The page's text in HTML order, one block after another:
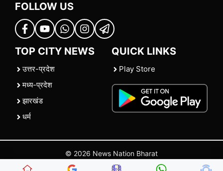
FOLLOW US
TOP CITY NEWS
उत्तर-प्रदेश
मध्य-प्रदेश
झारखंड
धर्म
QUICK LINKS
Play Store
© 2026 News Nation Bharat
Home| |Contact Us |Policies Terms and Conditions